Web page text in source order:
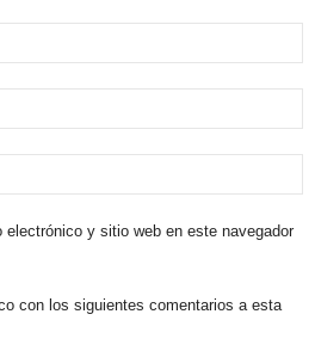
electrónico y sitio web en este navegador
con los siguientes comentarios a esta